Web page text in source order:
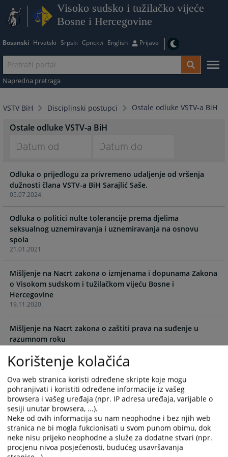
Visoko sudsko i tužilačko vijeće
Bosne i Hercegovine
Bosanski Hrvatski Srpski Српски English Prijava
Napredna pretraga
VSTV BiH Disciplinski postupci Ostale odluke VSTV-a BiH
Ostale odluke VSTV-a BiH
forward
to
interact
with
the
calendar
and
select
a
date.
Press
the
question
key
to
get
the
keyboard
shortcuts
for
changing
dates.
forward
to
with
the
calendar
a
date.
Press
key
to
get
the
keyboard
shortcuts
for
changing
dates.
05.07.2024.
Odluka o prijedlogu za privremeno udaljenje od vršenja
dužnosti člana VSTV-a BiH Sarajlić Saše.
21.01.2021.
Odluka o politici nulte tolerancije prema djelima
seksualnog uznemiravanja i uznemiravanja na osnovu
19.11.2020.
Mišljenje na Nacrt zakona o izmjenama i dopunama Zakona
o Visokom sudskom i tužilačkom vijeću Bosne i
Hercegovine
19.11.2020.
Mišljenje na Nacrt zakona o zaštiti prava na suđenje u
razumnom roku
01.09.2011.
Odluke VSTV-a BiH o uspostavljanju strukturiranog dijaloga
o pravosuđu u BiH
29.01.2010.
Odluka o implementaciji Modula za pristup sudskim
predmetima putem interneta
Korištenje kolačića
Ova web stranica koristi određene skripte koje mogu
pohranjivati i koristiti određene informacije iz vašeg
browsera i vašeg uređaja (npr. IP adresa uređaja, varijable o
sesiji unutar browsera, ...).
Neke od ovih informacija su nam neophodne i bez njih web
stranica ne bi mogla fukcionisati u svom punom obimu, dok
neke nisu prijeko neophodne a služe za dodatne stvari (npr.
procjenu nivoa posjećenosti, budućeg usavršavanja